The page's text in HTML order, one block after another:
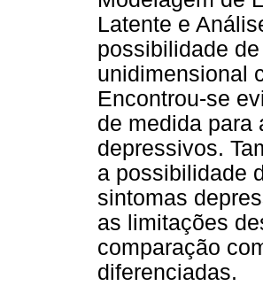
Latente e
possibilidade
unidimensional
Encontrou-se
de medida para
depressivos.
a possibilidade
sintomas
as limitações
comparação
diferenciadas.